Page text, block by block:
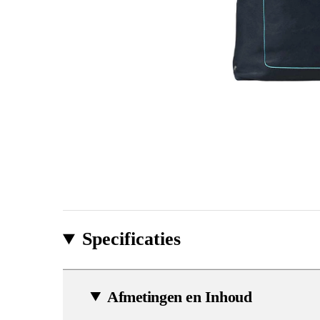
Specificaties
Afmetingen en Inhoud